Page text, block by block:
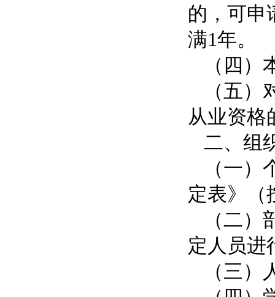
的，可申
满1年。
（四
（五
从业资格
二、组
（一
定表》（
（二
定人员进
（三